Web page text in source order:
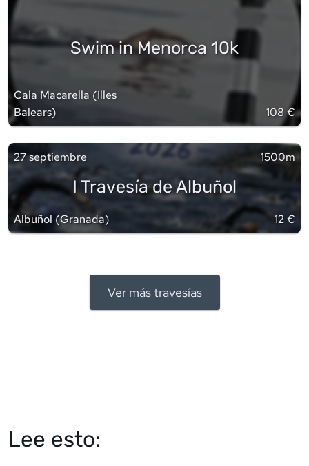
Swim in Menorca 10k
Cala Macarella (Illes
Balears) 108 €
27 septiembre 1500m
I Travesía de Albuñol
Albuñol (Granada) 12 €
Ver más travesías
Lee esto: